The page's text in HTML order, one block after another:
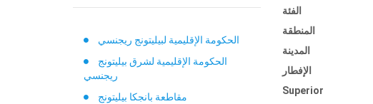
الحكومة الإقليمية لبيليتونج ريجنسي
الحكومة الإقليمية لشرق بيليتونج
ريجنسي
مقاطعة بانجكا بيليتونج
الفئة
المنطقة
المدينة
الإفطار
Superior